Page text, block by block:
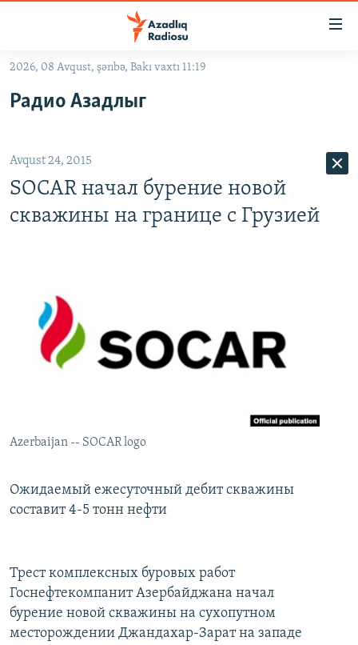
Əsas
qayıt
qayıt
Axtarışa
#İZAHLA
#ƏSLINDƏ
VIDEO
FOTOQALEREYA
İNFOQRAFIKA
RADIO ARXIV
OXU ZALI
AZƏRBAYCAN ƏDƏBIYYATI KITABXANASI
HAQQIMIZDA
MISSIYAMIZ
BIZIMLƏ ƏLAQƏ
XƏBƏR BÜLLETENLƏRIMIZ
2026, 08 Avqust, şənbə, Bakı vaxtı 11:19
Радио Азадлыг
Avqust 24, 2015
SOCAR начал бурение новой
скважины на границе с Грузией
Azerbaijan -- SOCAR logo
Ожидаемый ежесуточный дебит скважины
составит 4-5 тонн нефти
Трест комплексных буровых работ
Госнефтекомпанит Азербайджана начал
бурение новой скважины на сухопутном
месторождении Джандахар-Зарат на западе